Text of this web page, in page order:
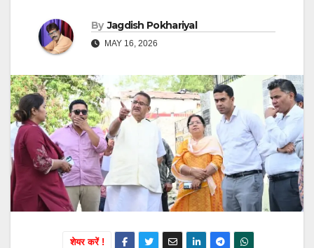
By Jagdish Pokhariyal
MAY 16, 2026
शेयर करें !